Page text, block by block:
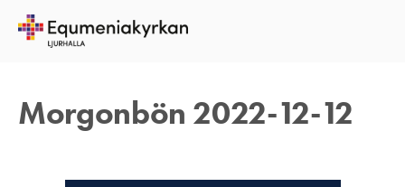
Morgonbön 2022-12-12
12 DECEMBER 2022